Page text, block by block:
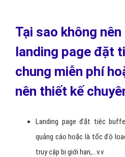
Tại sao không
landing page đặt
chung miễn phí
nên thiết kế
Landing page đặt tiệc
quảng cáo hoặc là tốc độ
truy cập bị giới hạn,...v.v